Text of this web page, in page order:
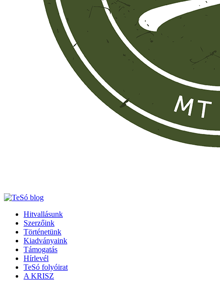
Hitvallásunk
Szerzőink
Történetünk
Kiadványaink
Támogatás
Hírlevél
TeSó folyóirat
A KRISZ